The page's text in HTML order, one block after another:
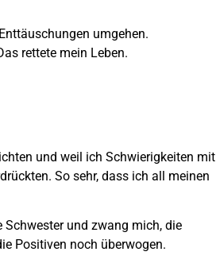
umgehen.
rettete mein Leben.
und weil ich Schwierigkeiten mit
So sehr, dass ich all meinen
und zwang mich, die
Positiven noch überwogen.